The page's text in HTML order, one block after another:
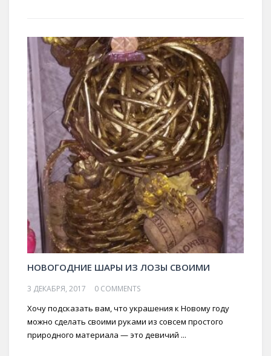
НОВОГОДНИЕ ШАРЫ ИЗ ЛОЗЫ СВОИМИ
3 ДЕКАБРЯ, 2017 0 COMMENTS
Хочу подсказать вам, что украшения к Новому году
можно сделать своими руками из совсем простого
природного материала — это девичий ...